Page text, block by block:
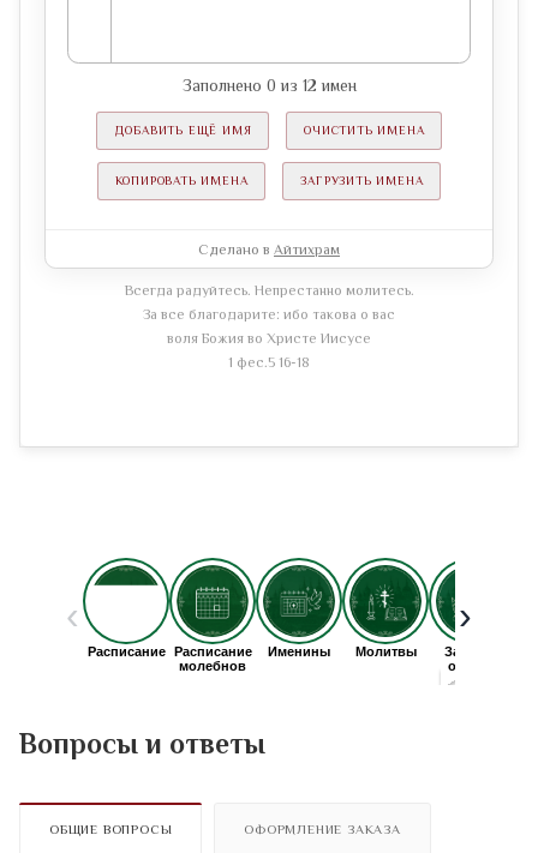
Заполнено 0 из 12 имен
ДОБАВИТЬ ЕЩЁ ИМЯ ОЧИСТИТЬ ИМЕНА
КОПИРОВАТЬ ИМЕНА ЗАГРУЗИТЬ ИМЕНА
Сделано в Айтихрам
Всегда радуйтесь. Непрестанно молитесь.
За все благодарите: ибо такова о вас
воля Божия во Христе Иисусе
1 фес.5 16-18
Вопросы и ответы
ОБЩИЕ ВОПРОСЫ ОФОРМЛЕНИЕ ЗАКАЗА